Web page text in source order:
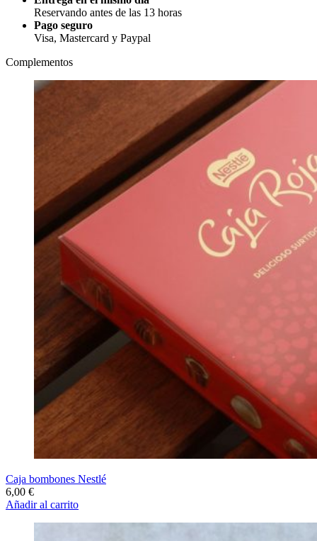
Reservando antes de las 13 horas
Pago seguro
Visa, Mastercard y Paypal
Complementos
Caja bombones Nestlé
6,00 €
Añadir al carrito